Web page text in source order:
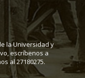
la Universidad y
escríbenos a
al 27180275.